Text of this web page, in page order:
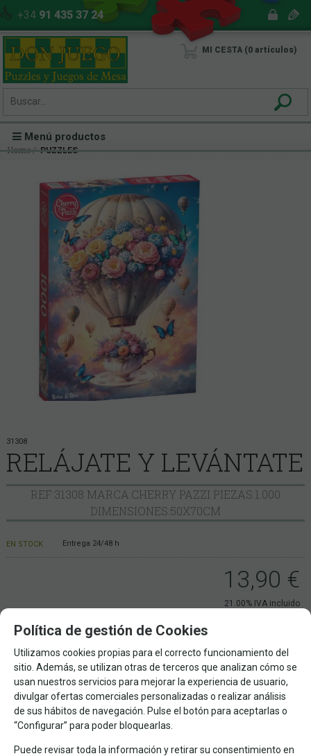
+34 91 435 37 24
MI CESTA 0 artículos
Menú productos
Home PUZZLES
31308
RELÁJATE Y LEVÁNTATE
REF:31308 MARCA:CHERRY PAZZI PIEZAS:1.000
DIMENSIONES:50X70CM
EN STOCK Entrega 24/48 h
13,90 €
21.00% IVA incluido
-
unidades
+
MARCA CHERRY PAZZI
FAMILIAS RELACIONADAS
Política de gestión de Cookies
Utilizamos cookies propias para el correcto funcionamiento del
sitio. Además, se utilizan otras de terceros que analizan cómo se
usan nuestros servicios para mejorar la experiencia de usuario,
divulgar ofertas comerciales personalizadas o realizar análisis
de sus hábitos de navegación. Pulse el botón para aceptarlas o
“Configurar” para poder bloquearlas.
Puede revisar toda la información y retirar su consentimiento en